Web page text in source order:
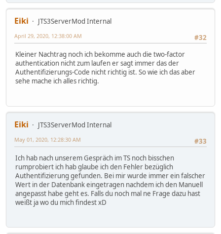
Eiki
JTS3ServerMod Internal
#32
April 29, 2020, 12:38:00 AM
Kleiner Nachtrag noch ich bekomme auch die two-factor
authentication nicht zum laufen er sagt immer das der
Authentifizierungs-Code nicht richtig ist. So wie ich das aber
sehe mache ich alles richtig.
Eiki
JTS3ServerMod Internal
#33
May 01, 2020, 12:28:30 AM
Ich hab nach unserem Gespräch im TS noch bisschen
rumprobiert ich hab glaube ich den Fehler bezüglich
Authentifizierung gefunden. Bei mir wurde immer ein falscher
Wert in der Datenbank eingetragen nachdem ich den Manuell
angepasst habe geht es. Falls du noch mal ne Frage dazu hast
weißt ja wo du mich findest xD